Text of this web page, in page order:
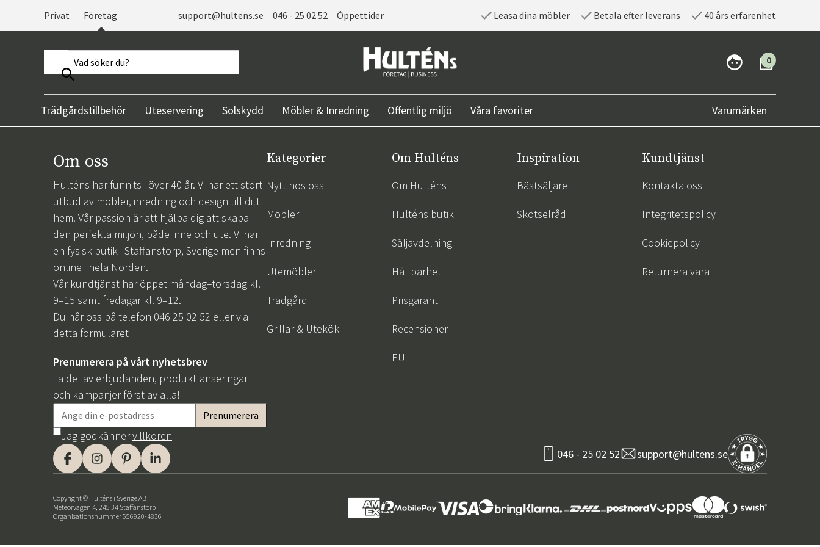
Privat Företag support@hultens.se 046 - 25 02 52 Öppettider Leasa dina möbler Betala efter leverans 40 års erfarenhet
0
Trädgårdstillbehör Uteservering Solskydd Möbler & Inredning Offentlig miljö Våra favoriter Varumärken
Om oss
Hulténs har funnits i över 40 år. Vi har ett stort
utbud av möbler, inredning och design till ditt
hem. Vår passion är att hjälpa dig att skapa
den perfekta miljön, både inne och ute. Vi har
en fysisk butik i Staffanstorp, Sverige men finns
online i hela Norden.
Vår kundtjänst har öppet måndag–torsdag kl.
9–15 samt fredagar kl. 9–12.
Du når oss på telefon 046 25 02 52 eller via
detta formuläret
Prenumerera på vårt nyhetsbrev
Ta del av erbjudanden, produktlanseringar
och kampanjer först av alla!
Jag godkännervillkoren
Kategorier
Nytt hos oss
Möbler
Inredning
Utemöbler
Trädgård
Grillar & Utekök
Om Hulténs
Om Hulténs
Hulténs butik
Säljavdelning
Hållbarhet
Prisgaranti
Recensioner
EU
Inspiration
Bästsäljare
Skötselråd
Kundtjänst
Kontakta oss
Integritetspolicy
Cookiepolicy
Returnera vara
046 - 25 02 52 support@hultens.se
Copyright © Hulténs i Sverige AB
Meteorvägen 4, 245 34 Staffanstorp
Organisationsnummer 556920-4836